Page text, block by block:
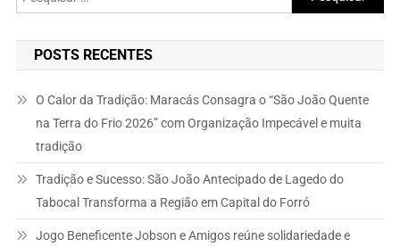
por:
POSTS RECENTES
O Calor da Tradição: Maracás Consagra o “São João Quente
na Terra do Frio 2026” com Organização Impecável e muita
tradição
Tradição e Sucesso: São João Antecipado de Lagedo do
Tabocal Transforma a Região em Capital do Forró
Jogo Beneficente Jobson e Amigos reúne solidariedade e